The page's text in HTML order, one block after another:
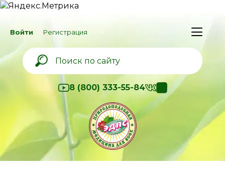
Войти Регистрация
8 (800) 333-55-84